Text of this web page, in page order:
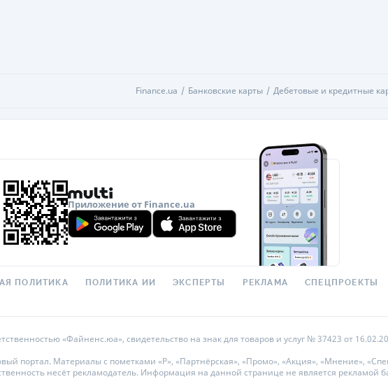
Finance.ua Банковские карты Дебетовые и кредитные
Приложение от Finance.ua
ПОЛИТИКА ПОЛИТИКА ИИ ЭКСПЕРТЫ РЕКЛАМА СПЕЦПРОЕКТЫ
«Файненс.юа», свидетельство на знак для товаров и услуг № 37423 от
портал. Материалы с пометками «Р», «Партнёрская», «Промо», «Акция», «Мнение»,
несёт рекламодатель. Информация на данной странице не является рекламой